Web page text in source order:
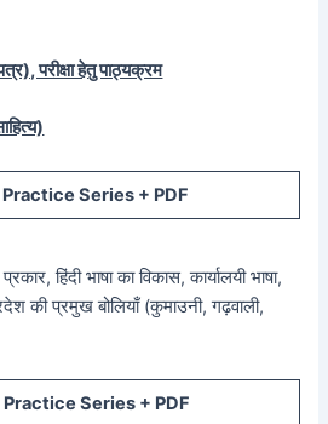
परीक्षा हेतु पाठ्यक्रम
Series + PDF
हिंदी भाषा का विकास, कार्यालयी भाषा,
की प्रमुख बोलियाँ (कुमाउनी, गढ़वाली,
Series + PDF